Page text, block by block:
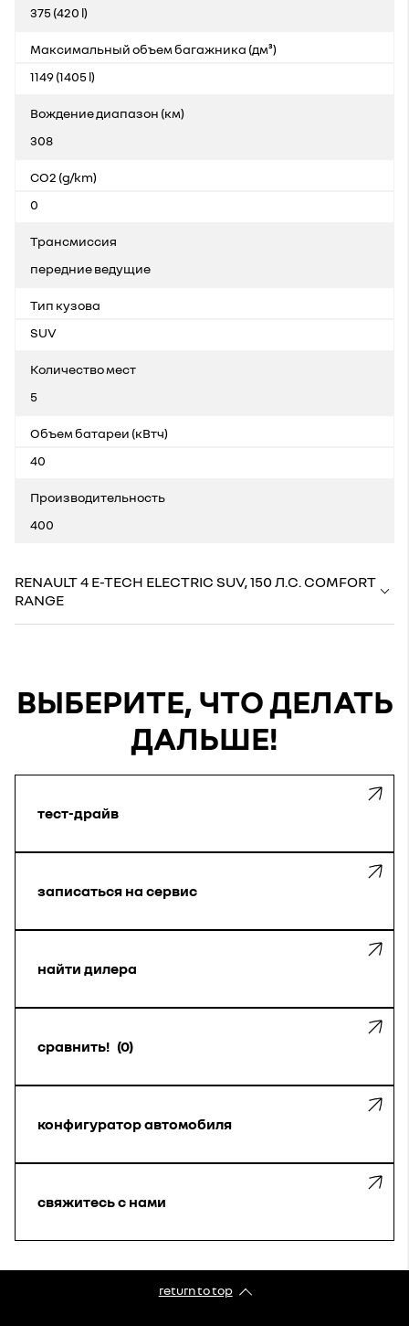
375 (420 l)
Максимальный объем багажника (дм³)
1149 (1405 l)
Bождение диапазон (км)
308
CO2 (g/km)
0
Трансмиссия
передние ведущие
Тип кузова
SUV
Количество мест
5
Объем батареи (кВтч)
40
Производительность
400
RENAULT 4 E-TECH ELECTRIC SUV, 150 Л.С. COMFORT
RANGE
ВЫБЕРИТЕ, ЧТО ДЕЛАТЬ
ДАЛЬШЕ!
тест-драйв
записаться на сервис
найти дилера
сравнить! 0
конфигуратор автомобиля
свяжитесь с нами
return to top